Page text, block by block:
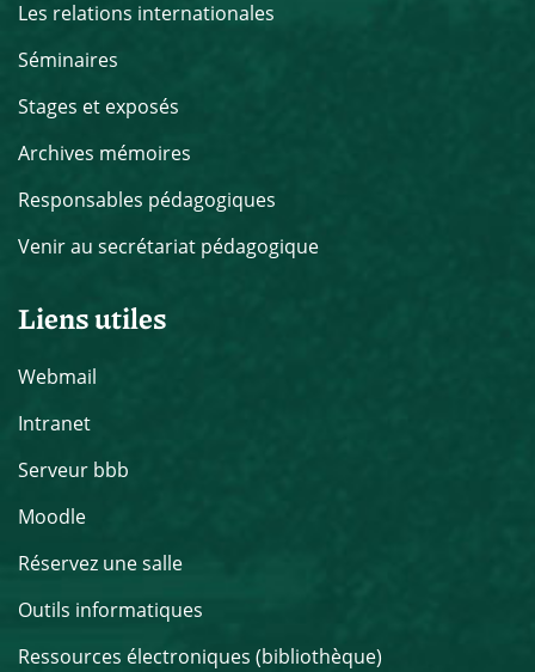
Les relations internationales
Séminaires
Stages et exposés
Archives mémoires
Responsables pédagogiques
Venir au secrétariat pédagogique
Liens utiles
Webmail
Intranet
Serveur bbb
Moodle
Réservez une salle
Outils informatiques
Ressources électroniques (bibliothèque)